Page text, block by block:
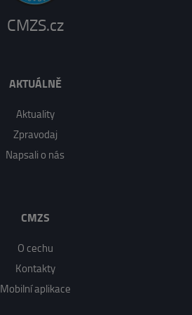
CMZS.cz
AKTUÁLNĚ
Aktuality
Zpravodaj
Napsali o nás
CMZS
O cechu
Kontakty
Mobilní aplikace